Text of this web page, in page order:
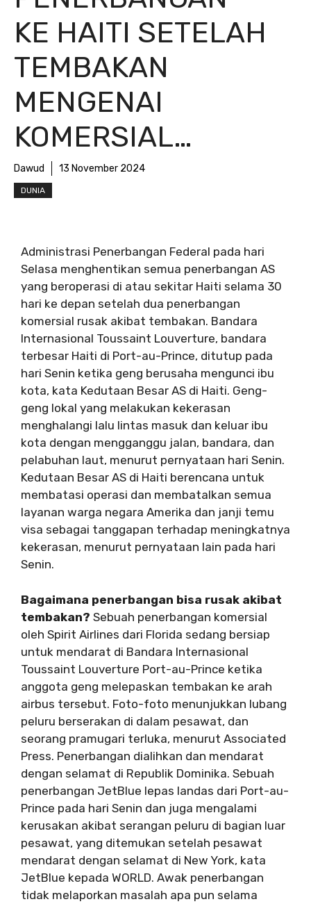
KE HAITI SETELAH
TEMBAKAN
MENGENAI
KOMERSIAL…
Dawud 13 November 2024
DUNIA
Administrasi Penerbangan Federal pada hari
Selasa menghentikan semua penerbangan AS
yang beroperasi di atau sekitar Haiti selama 30
hari ke depan setelah dua penerbangan
komersial rusak akibat tembakan. Bandara
Internasional Toussaint Louverture, bandara
terbesar Haiti di Port-au-Prince, ditutup pada
hari Senin ketika geng berusaha mengunci ibu
kota, kata Kedutaan Besar AS di Haiti. Geng-
geng lokal yang melakukan kekerasan
menghalangi lalu lintas masuk dan keluar ibu
kota dengan mengganggu jalan, bandara, dan
pelabuhan laut, menurut pernyataan hari Senin.
Kedutaan Besar AS di Haiti berencana untuk
membatasi operasi dan membatalkan semua
layanan warga negara Amerika dan janji temu
visa sebagai tanggapan terhadap meningkatnya
kekerasan, menurut pernyataan lain pada hari
Senin.
Bagaimana penerbangan bisa rusak akibat
tembakan? Sebuah penerbangan komersial
oleh Spirit Airlines dari Florida sedang bersiap
untuk mendarat di Bandara Internasional
Toussaint Louverture Port-au-Prince ketika
anggota geng melepaskan tembakan ke arah
airbus tersebut. Foto-foto menunjukkan lubang
peluru berserakan di dalam pesawat, dan
seorang pramugari terluka, menurut Associated
Press. Penerbangan dialihkan dan mendarat
dengan selamat di Republik Dominika. Sebuah
penerbangan JetBlue lepas landas dari Port-au-
Prince pada hari Senin dan juga mengalami
kerusakan akibat serangan peluru di bagian luar
pesawat, yang ditemukan setelah pesawat
mendarat dengan selamat di New York, kata
JetBlue kepada WORLD. Awak penerbangan
tidak melaporkan masalah apa pun selama